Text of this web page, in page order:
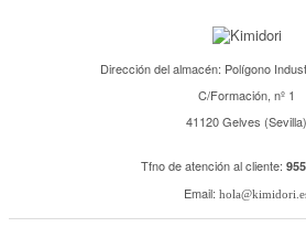
Dirección del almacén: Polígono
C/Formación, nº 1
41120 Gelves (Sevilla)
Tfno de atención al cliente:
Email: